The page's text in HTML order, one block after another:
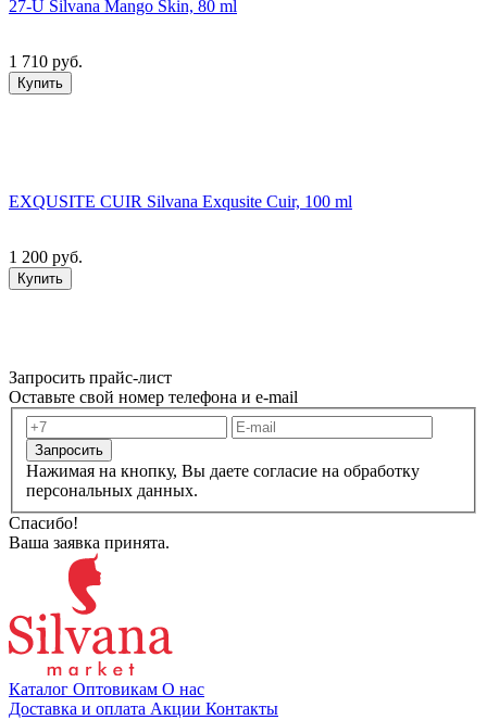
27-U Silvana Mango Skin, 80 ml
1 710 руб.
Купить
EXQUSITE CUIR Silvana Exqusite Cuir, 100 ml
1 200 руб.
Купить
Запросить прайс-лист
Оставьте свой номер телефона и e-mail
Запросить
Нажимая на кнопку, Вы даете согласие на обработку
персональных данных.
Спасибо!
Ваша заявка принята.
Каталог Оптовикам О нас
Доставка и оплата Акции Контакты